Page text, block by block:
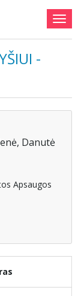
-
Danutė
Apsaugos